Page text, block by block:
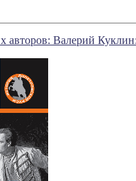
Валерий